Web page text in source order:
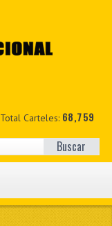
Total Carteles: 68,759
Buscar